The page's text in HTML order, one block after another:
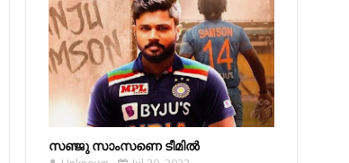
സഞ്ജു സാംസണെ ടീമില്‍